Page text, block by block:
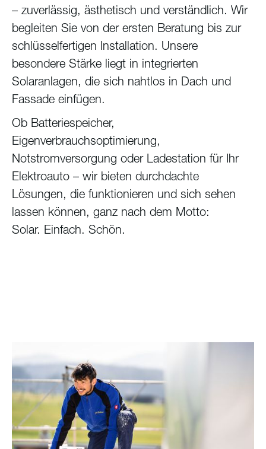
– zuverlässig, ästhetisch und verständlich. Wir
begleiten Sie von der ersten Beratung bis zur
schlüsselfertigen Installation. Unsere
besondere Stärke liegt in integrierten
Solaranlagen, die sich nahtlos in Dach und
Fassade einfügen.
Ob Batteriespeicher,
Eigenverbrauchsoptimierung,
Notstromversorgung oder Ladestation für Ihr
Elektroauto – wir bieten durchdachte
Lösungen, die funktionieren und sich sehen
lassen können, ganz nach dem Motto:
Solar. Einfach. Schön.